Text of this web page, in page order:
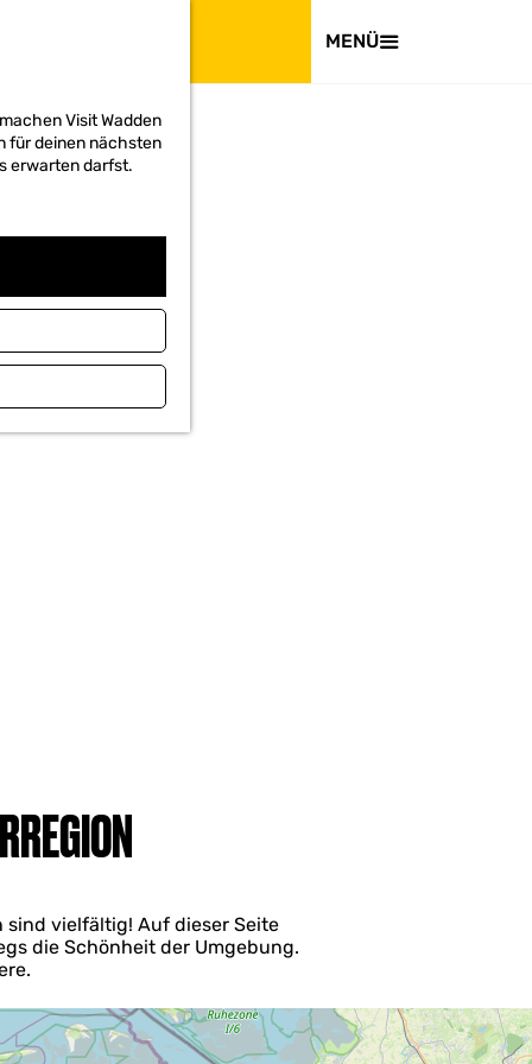
Visit Wadden
für deinen nächsten
erwarten darfst.
MENÜ
sind vielfältig! Auf dieser Seite
die Schönheit der Umgebung.